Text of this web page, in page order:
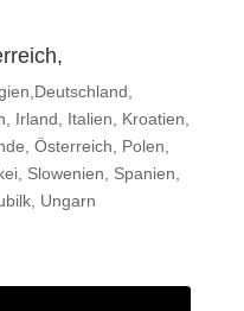
Irland, Italien, Kroatien,
Österreich, Polen,
Slowenien, Spanien,
Ungarn